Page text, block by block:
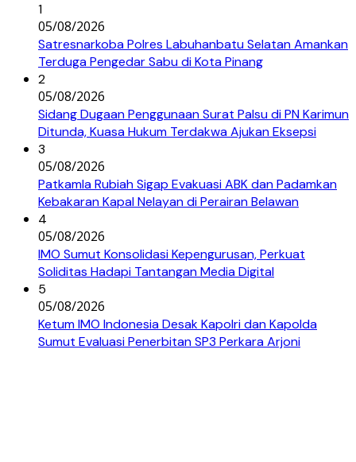
1
05/08/2026
Satresnarkoba Polres Labuhanbatu Selatan Amankan
Terduga Pengedar Sabu di Kota Pinang
2
05/08/2026
Sidang Dugaan Penggunaan Surat Palsu di PN Karimun
Ditunda, Kuasa Hukum Terdakwa Ajukan Eksepsi
3
05/08/2026
Patkamla Rubiah Sigap Evakuasi ABK dan Padamkan
Kebakaran Kapal Nelayan di Perairan Belawan
4
05/08/2026
IMO Sumut Konsolidasi Kepengurusan, Perkuat
Soliditas Hadapi Tantangan Media Digital
5
05/08/2026
Ketum IMO Indonesia Desak Kapolri dan Kapolda
Sumut Evaluasi Penerbitan SP3 Perkara Arjoni